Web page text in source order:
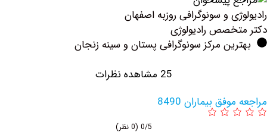
و سونوگرافی روزبه اصفهان
رادیولوژی
مرکز سونوگرافی پستان و سینه زنجان
بیماران 8490